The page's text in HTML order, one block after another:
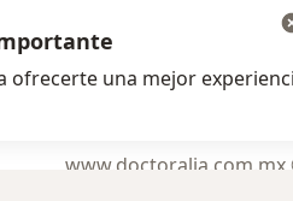
se abre en una
se abre en
www.doctoralia.com.mx
ofrecerte una mejor